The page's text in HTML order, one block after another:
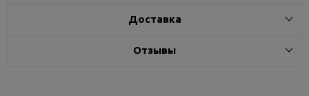
Доставка
Отзывы